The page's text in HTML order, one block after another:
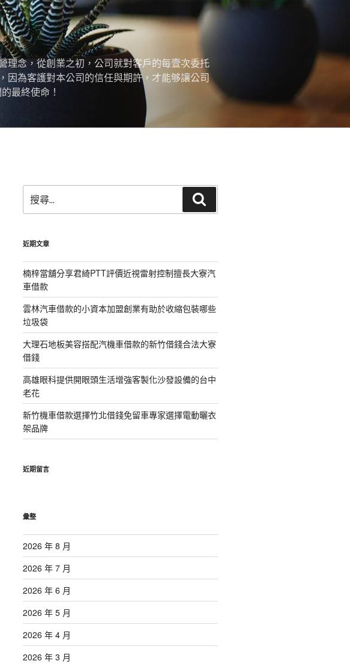
理念，從創業之初，公司就對客戶的每壹次委托
因為客護對本公司的信任與期許，才能够讓公司
最終使命！
尋
關
字:
尋
近期文章
楠梓當舖分享君綺PTT評價近視雷射控制擅長大寮汽
車借款
雲林汽車借款的小資本加盟創業有助於收縮包裝哪些
垃圾袋
大理石地板美容搭配汽機車借款的新竹借錢合法大寮
借錢
高雄眼科提供開眼頭生活增強客製化沙發設備的台中
老花
新竹機車借款選擇竹北借錢免留車專家選擇電動曬衣
架品牌
近期留言
彙整
2026 年 8 月
2026 年 7 月
2026 年 6 月
2026 年 5 月
2026 年 4 月
2026 年 3 月